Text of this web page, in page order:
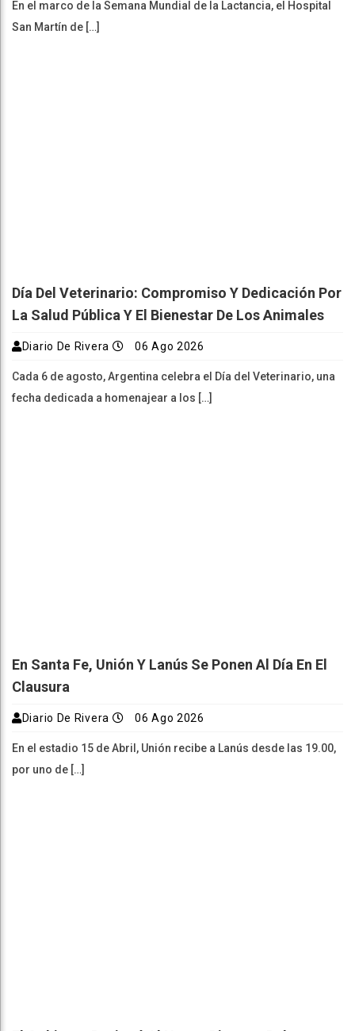
En el marco de la Semana Mundial de la Lactancia, el Hospital
San Martín de […]
Día Del Veterinario: Compromiso Y Dedicación Por
La Salud Pública Y El Bienestar De Los Animales
Diario De Rivera 06 Ago 2026
Cada 6 de agosto, Argentina celebra el Día del Veterinario, una
fecha dedicada a homenajear a los […]
En Santa Fe, Unión Y Lanús Se Ponen Al Día En El
Clausura
Diario De Rivera 06 Ago 2026
En el estadio 15 de Abril, Unión recibe a Lanús desde las 19.00,
por uno de […]